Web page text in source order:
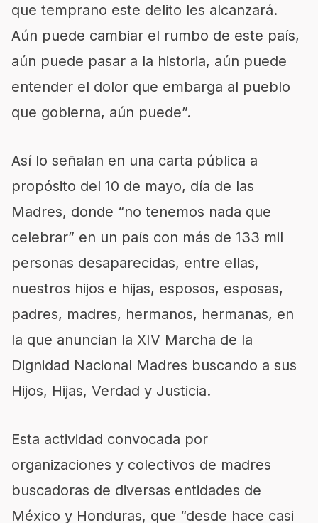
que temprano este delito les alcanzará.
Aún puede cambiar el rumbo de este país,
aún puede pasar a la historia, aún puede
entender el dolor que embarga al pueblo
que gobierna, aún puede”.
Así lo señalan en una carta pública a
propósito del 10 de mayo, día de las
Madres, donde “no tenemos nada que
celebrar” en un país con más de 133 mil
personas desaparecidas, entre ellas,
nuestros hijos e hijas, esposos, esposas,
padres, madres, hermanos, hermanas, en
la que anuncian la XIV Marcha de la
Dignidad Nacional Madres buscando a sus
Hijos, Hijas, Verdad y Justicia.
Esta actividad convocada por
organizaciones y colectivos de madres
buscadoras de diversas entidades de
México y Honduras, que “desde hace casi